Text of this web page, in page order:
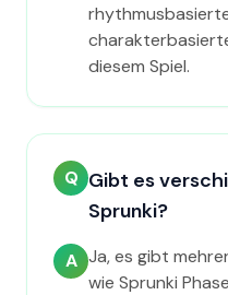
diesem Spiel.
Q Gibt es
Sprunki?
A Ja, es gibt
wie Sprunki